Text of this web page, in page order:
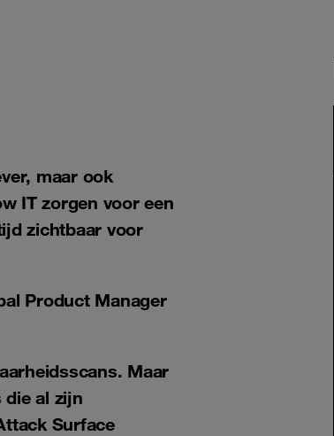
maar ook
IT zorgen voor een
zichtbaar voor
Product Manager
Maar
die al zijn
Surface